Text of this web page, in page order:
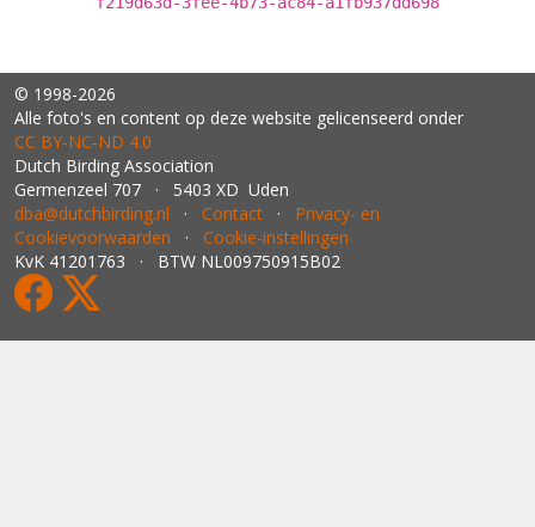
© 1998-2026
Alle foto's en content op deze website gelicenseerd onder
CC BY‑NC‑ND 4.0
Dutch Birding Association
Germenzeel 707 · 5403 XD Uden
dba@dutchbirding.nl · Contact · Privacy- en
Cookievoorwaarden · Cookie-instellingen
KvK 41201763 · BTW NL009750915B02